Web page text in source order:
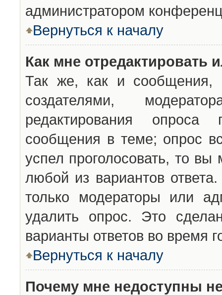
администратором
Вернуться к началу
Как мне отредактировать
Так же, как и сообщения,
создателями,
редактирования опроса
сообщения в теме; опрос
успел проголосовать, то вы
любой из вариантов
только модераторы или
удалить опрос. Это
варианты ответов во время
Вернуться к началу
Почему мне недоступны